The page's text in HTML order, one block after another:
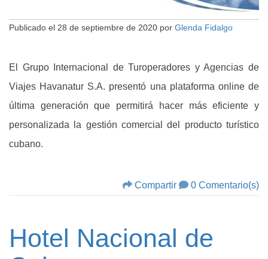
Publicado el 28 de septiembre de 2020 por Glenda Fidalgo
El Grupo Internacional de Turoperadores y Agencias de
Viajes Havanatur S.A. presentó una plataforma online de
última generación que permitirá hacer más eficiente y
personalizada la gestión comercial del producto turístico
cubano.
Compartir 0 Comentario(s)
Hotel Nacional de